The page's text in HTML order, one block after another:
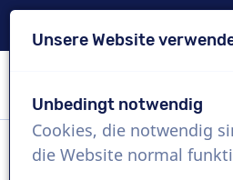
VoiceProductions
Gusti
Unsere Website
Unbedingt notwendig
Cookies, die notwendig
die Website normal